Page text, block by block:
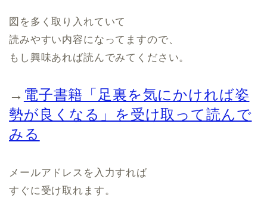
図を多く取り入れていて
読みやすい内容になってますので、
もし興味あれば読んでみてください。
→ 電子書籍「足裏を気にかければ姿
勢が良くなる」を受け取って読んで
みる
メールアドレスを入力すれば
すぐに受け取れます。